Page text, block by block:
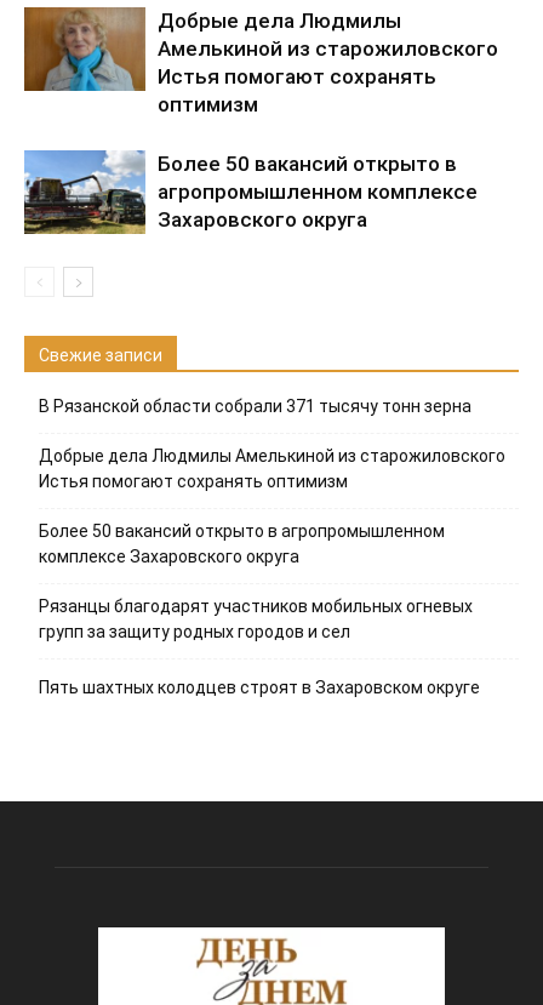
Добрые дела Людмилы
Амелькиной из старожиловского
Истья помогают сохранять
оптимизм
Более 50 вакансий открыто в
агропромышленном комплексе
Захаровского округа
Свежие записи
В Рязанской области собрали 371 тысячу тонн зерна
Добрые дела Людмилы Амелькиной из старожиловского
Истья помогают сохранять оптимизм
Более 50 вакансий открыто в агропромышленном
комплексе Захаровского округа
Рязанцы благодарят участников мобильных огневых
групп за защиту родных городов и сел
Пять шахтных колодцев строят в Захаровском округе